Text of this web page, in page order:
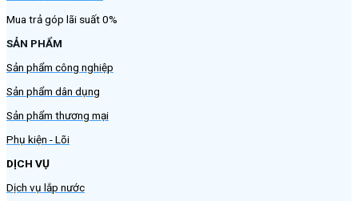
Mua trả góp lãi suất 0%
SẢN PHẨM
Sản phẩm công nghiệp
Sản phẩm dân dụng
Sản phẩm thương mại
Phụ kiện - Lõi
DỊCH VỤ
Dịch vụ lắp nước